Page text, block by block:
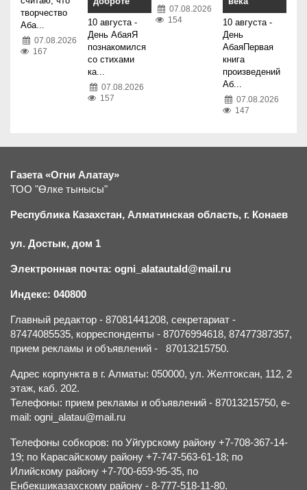
творчество
Аба...
07.08.2026
167
10 августа -
День АбаяЯ
познакомился
со стихами
ка...
07.08.2026
157
07.08.2026
154
10 августа -
День
АбаяПервая
книга
произведений
Аб...
07.08.2026
147
Газета «Огни Алатау»
ТОО "Өлке тынысы"
Республика Казахстан, Алматинская область, г. Конаев
ул. Достык, дом 1
Электронная почта: ogni_alatautald@mail.ru
Индекс: 040800
Главный редактор - 87081441208, секретариат -
87474085535, корреспонденты - 87076994618, 87477387357,
прием рекламы и объявлений - 87013215750.
Адрес корпункта в г. Алматы: 050000, ул. Желтоксан, 112, 2
этаж, каб. 202.
Телефоны: прием рекламы и объявлений - 87013215750, e-
mail: ogni_alatau@mail.ru
Телефоны собкоров: по Уйгурскому району +7-708-367-14-
19; по Карасайскому району +7-747-563-61-18; по
Илийскому району +7-700-659-95-35, по
Енбекшиказахскому району - 8-777-518-11-80.